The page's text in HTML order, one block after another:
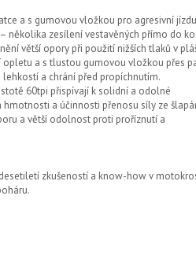
a s gumovou vložkou pro agresivní
několika zesílení vestavěných přímo do
větší opory při použití nižších tlaků v
a s tlustou gumovou vložkou přes
a chrání před propíchnutím.
60tpi přispívají k solidní a odolné
a účinnosti přenosu síly ze
a větší odolnost proti proříznutí a
zkušeností a know-how v